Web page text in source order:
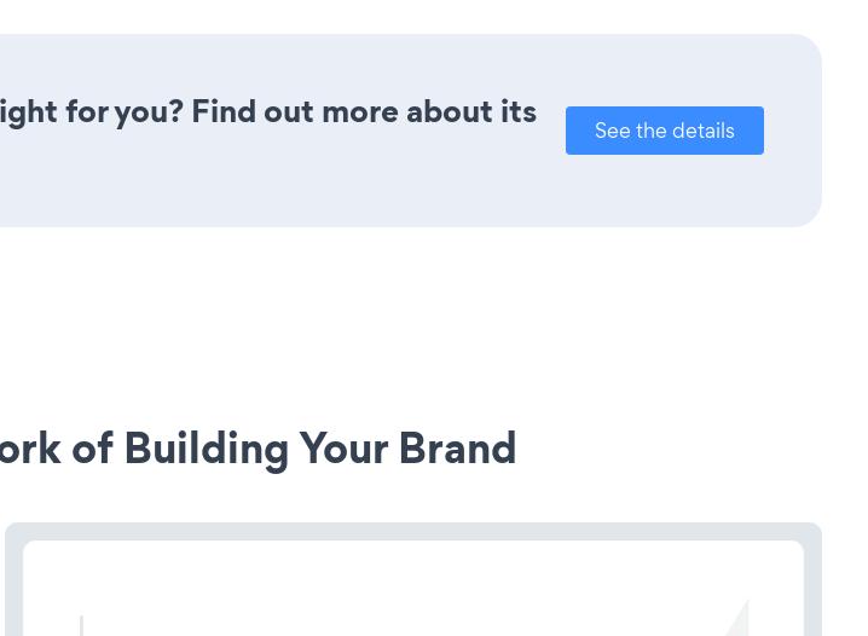
for you? Find out more about its
See the details
of Building Your Brand